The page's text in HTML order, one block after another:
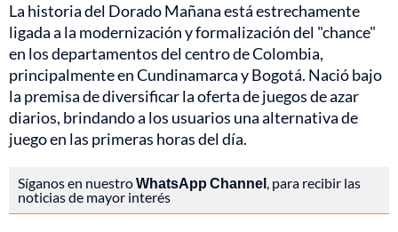
La historia del Dorado Mañana está estrechamente
ligada a la modernización y formalización del "chance"
en los departamentos del centro de Colombia,
principalmente en Cundinamarca y Bogotá. Nació bajo
la premisa de diversificar la oferta de juegos de azar
diarios, brindando a los usuarios una alternativa de
juego en las primeras horas del día.
Síganos en nuestroWhatsApp Channel, para recibir las
noticias de mayor interés